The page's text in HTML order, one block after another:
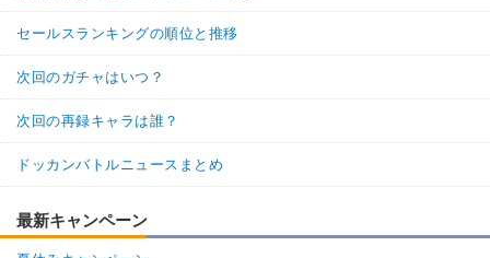
セールスランキングの順位と推移
次回のガチャはいつ？
次回の再録キャラは誰？
ドッカンバトルニュースまとめ
最新キャンペーン